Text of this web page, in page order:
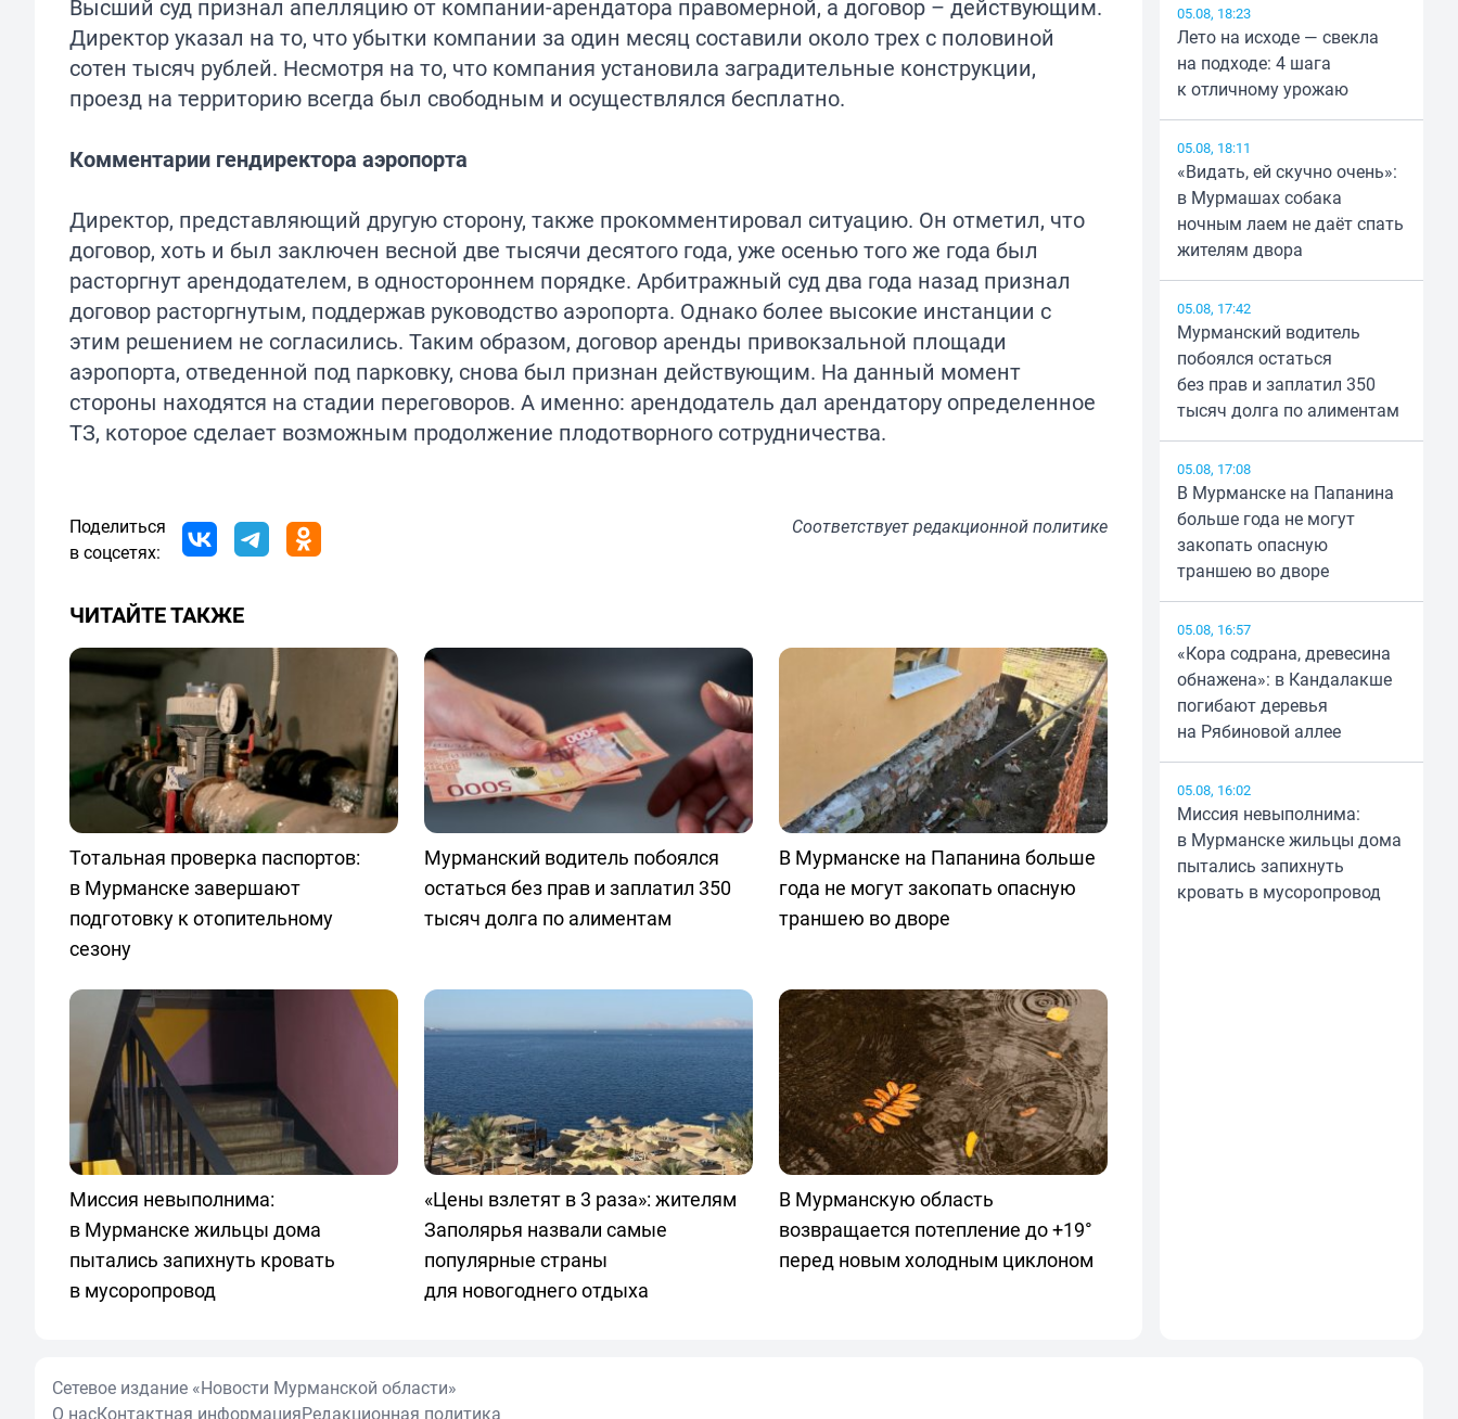
Высший суд признал апелляцию от компании-арендатора правомерной, а договор – действующим.
Директор указал на то, что убытки компании за один месяц составили около трех с половиной
сотен тысяч рублей. Несмотря на то, что компания установила заградительные конструкции,
проезд на территорию всегда был свободным и осуществлялся бесплатно.
Комментарии гендиректора аэропорта
Директор, представляющий другую сторону, также прокомментировал ситуацию. Он отметил, что
договор, хоть и был заключен весной две тысячи десятого года, уже осенью того же года был
расторгнут арендодателем, в одностороннем порядке. Арбитражный суд два года назад признал
договор расторгнутым, поддержав руководство аэропорта. Однако более высокие инстанции с
этим решением не согласились. Таким образом, договор аренды привокзальной площади
аэропорта, отведенной под парковку, снова был признан действующим. На данный момент
стороны находятся на стадии переговоров. А именно: арендодатель дал арендатору определенное
ТЗ, которое сделает возможным продолжение плодотворного сотрудничества.
Поделиться
в соцсетях:
Соответствуетредакционной политике
ЧИТАЙТЕ ТАКЖЕ
Тотальная проверка паспортов:
в Мурманске завершают
подготовку к отопительному
сезону
Мурманский водитель побоялся
остаться без прав и заплатил 350
тысяч долга по алиментам
В Мурманске на Папанина больше
года не могут закопать опасную
траншею во дворе
Миссия невыполнима:
в Мурманске жильцы дома
пытались запихнуть кровать
в мусоропровод
«Цены взлетят в 3 раза»: жителям
Заполярья назвали самые
популярные страны
для новогоднего отдыха
В Мурманскую область
возвращается потепление до +19°
перед новым холодным циклоном
05.08, 18:23
Лето на исходе — свекла
на подходе: 4 шага
к отличному урожаю
05.08, 18:11
«Видать, ей скучно очень»:
в Мурмашах собака
ночным лаем не даёт спать
жителям двора
05.08, 17:42
Мурманский водитель
побоялся остаться
без прав и заплатил 350
тысяч долга по алиментам
05.08, 17:08
В Мурманске на Папанина
больше года не могут
закопать опасную
траншею во дворе
05.08, 16:57
«Кора содрана, древесина
обнажена»: в Кандалакше
погибают деревья
на Рябиновой аллее
05.08, 16:02
Миссия невыполнима:
в Мурманске жильцы дома
пытались запихнуть
кровать в мусоропровод
Сетевое издание «Новости Мурманской области»
О насКонтактная информацияРедакционная политика